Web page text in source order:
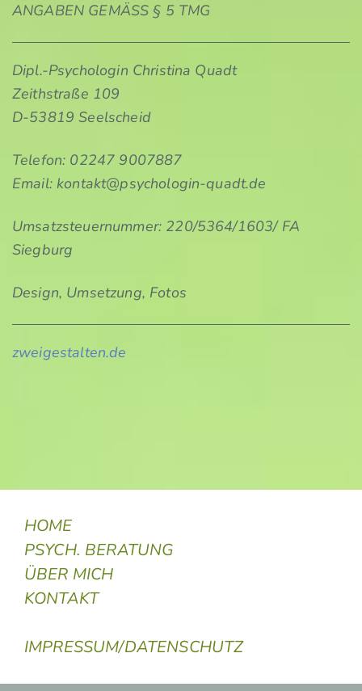
ANGABEN GEMÄSS § 5 TMG
Dipl.-Psychologin Christina Quadt
Zeithstraße 109
D-53819 Seelscheid
Telefon: 02247 9007887
Email: kontakt@psychologin-quadt.de
Umsatzsteuernummer: 220/5364/1603/ FA
Siegburg
Design, Umsetzung, Fotos
zweigestalten.de
HOME
PSYCH. BERATUNG
ÜBER MICH
KONTAKT
IMPRESSUM/DATENSCHUTZ